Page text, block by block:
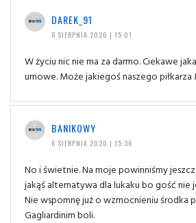
DAREK_91
6 SIERPNIA 2020 | 15:01
W życiu nic nie ma za darmo. Ciekawe
umowe. Może jakiegoś naszego piłkarza
BANIKOWY
6 SIERPNIA 2020 | 15:36
No i świetnie. Na moje powinniśmy
jakąś alternatywa dla lukaku bo gość nie
Nie wspomnę już o wzmocnieniu środka
Gagliardinim boli.